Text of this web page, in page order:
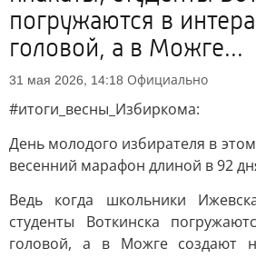
погружаются в
головой, а в Можге...
31 мая 2026, 14:18 Официально
#итоги_весны_Избиркома:
День молодого избирателя в
весенний марафон длиной в 92
Ведь когда школьники
студенты Воткинска
головой, а в Можге создают